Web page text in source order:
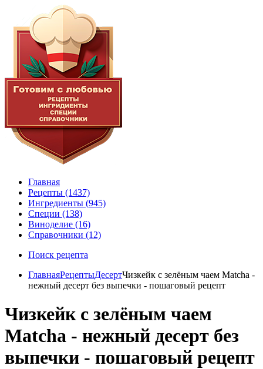
Главная
Рецепты (1437)
Ингредиенты (945)
Специи (138)
Виноделие (16)
Справочники (12)
Поиск рецепта
ГлавнаяРецептыДесертЧизкейк с зелёным чаем Matcha -
нежный десерт без выпечки - пошаговый рецепт
Чизкейк с зелёным чаем
Matcha - нежный десерт без
выпечки - пошаговый рецепт